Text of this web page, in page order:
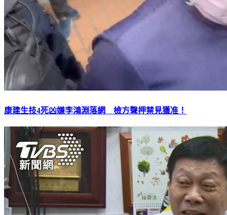
康建生技4死凶嫌李鴻淵落網 檢方聲押禁見獲准！